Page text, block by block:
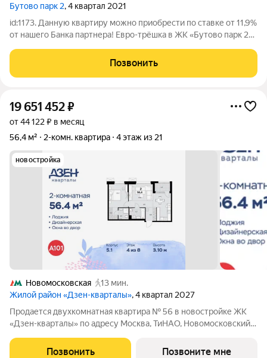
Бутово парк 2, 4 квартал 2021
id:1173. Данную квартиру можно приобрести по ставке от 11,9%
от нашего Банка партнера! Евро-трёшка в ЖК «Бутово парк 2»
квартира европейского формата в новом жилом комплексе
«Бутово парк 2» .
Позвонить
19 651 452₽
от 44 122 ₽ в месяц
56,4 м²
2-комн. квартира 4 этаж из 21
новостройка
Новомосковская
13 мин.
Жилой район «Дзен-кварталы», 4 квартал 2027
Продается двухкомнатная квартира № 56 в новостройке ЖК
«Дзен-кварталы» по адресу Москва, ТиНАО, Новомосковский
административный округ, район Коммунарка, квартал № 160,
Позвонить Позвоните мне